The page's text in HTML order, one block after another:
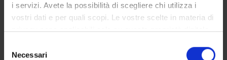
i servizi. Avete la possibilità di scegliere chi utilizza i
vostri dati e per quali scopi. Le vostre scelte in materia di
privacy sono applicabili solo su questa proprietà digitale
modificare o revocare il proprio consenso in qualsiasi
delNecessari
UFFICI E STRUTTURE DI SERVIZIO
SERVIZI DI SEGRETERIA STUDENTI
STRUTTURE DEL DIPARTIMENTO